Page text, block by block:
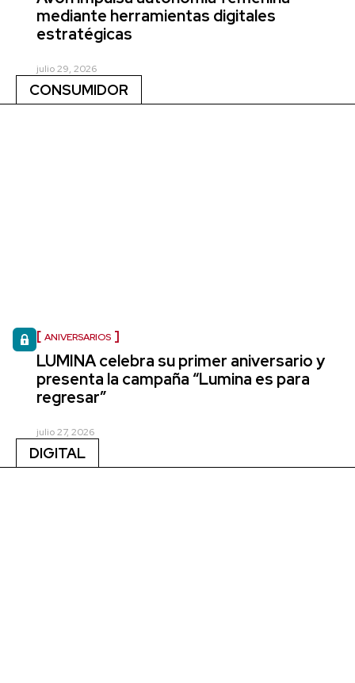
mediante herramientas digitales
estratégicas
julio 29, 2026
CONSUMIDOR
ANIVERSARIOS
LUMINA celebra su primer aniversario y
presenta la campaña “Lumina es para
regresar”
julio 27, 2026
DIGITAL